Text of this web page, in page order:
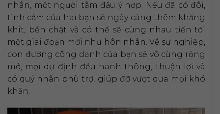
nhân, một người tâm đầu ý hợp. Nếu đã có đôi,
tình cảm của hai bạn sẽ ngày càng thêm khăng
khít, bền chặt và có thể sẽ cùng nhau tiến tới
một giai đoạn mới như hôn nhân. Về sự nghiệp,
con đường công danh của bạn sẽ vô cùng rộng
mở, mọi dự định đều hanh thông, thuận lợi và
có quý nhân phù trợ, giúp đỡ vượt qua mọi khó
khăn.